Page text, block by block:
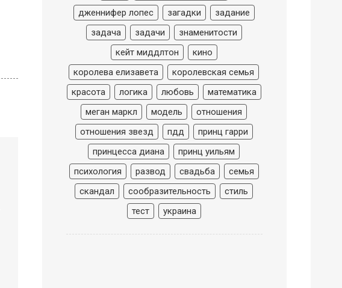
дженнифер лопес
загадки
задание
задача
задачи
знаменитости
кейт миддлтон
кино
королева елизавета
королевская семья
красота
логика любовь
математика
меган маркл
модель
отношения
отношения звезд
пдд
принц гарри
принцесса диана
принц уильям
психология
развод свадьба
семья
скандал
сообразительность
стиль
тест
украина